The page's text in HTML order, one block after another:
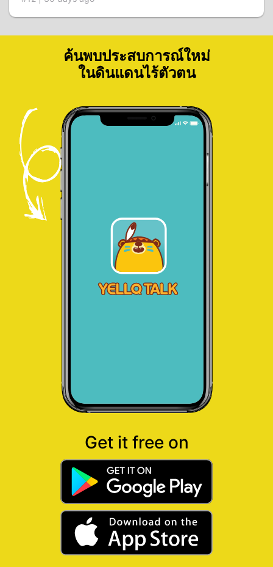
ค้นพบประสบการณ์ใหม่
ในดินแดนไร้ตัวตน
Get it free on